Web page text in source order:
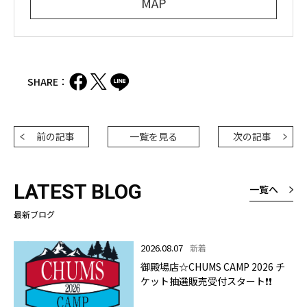
SHARE：
前の記事 一覧を見る 次の記事
LATEST BLOG
最新ブログ
一覧へ
2026.08.07 新着
御殿場店☆CHUMS CAMP 2026 チ
ケット抽選販売受付スタート❗❗